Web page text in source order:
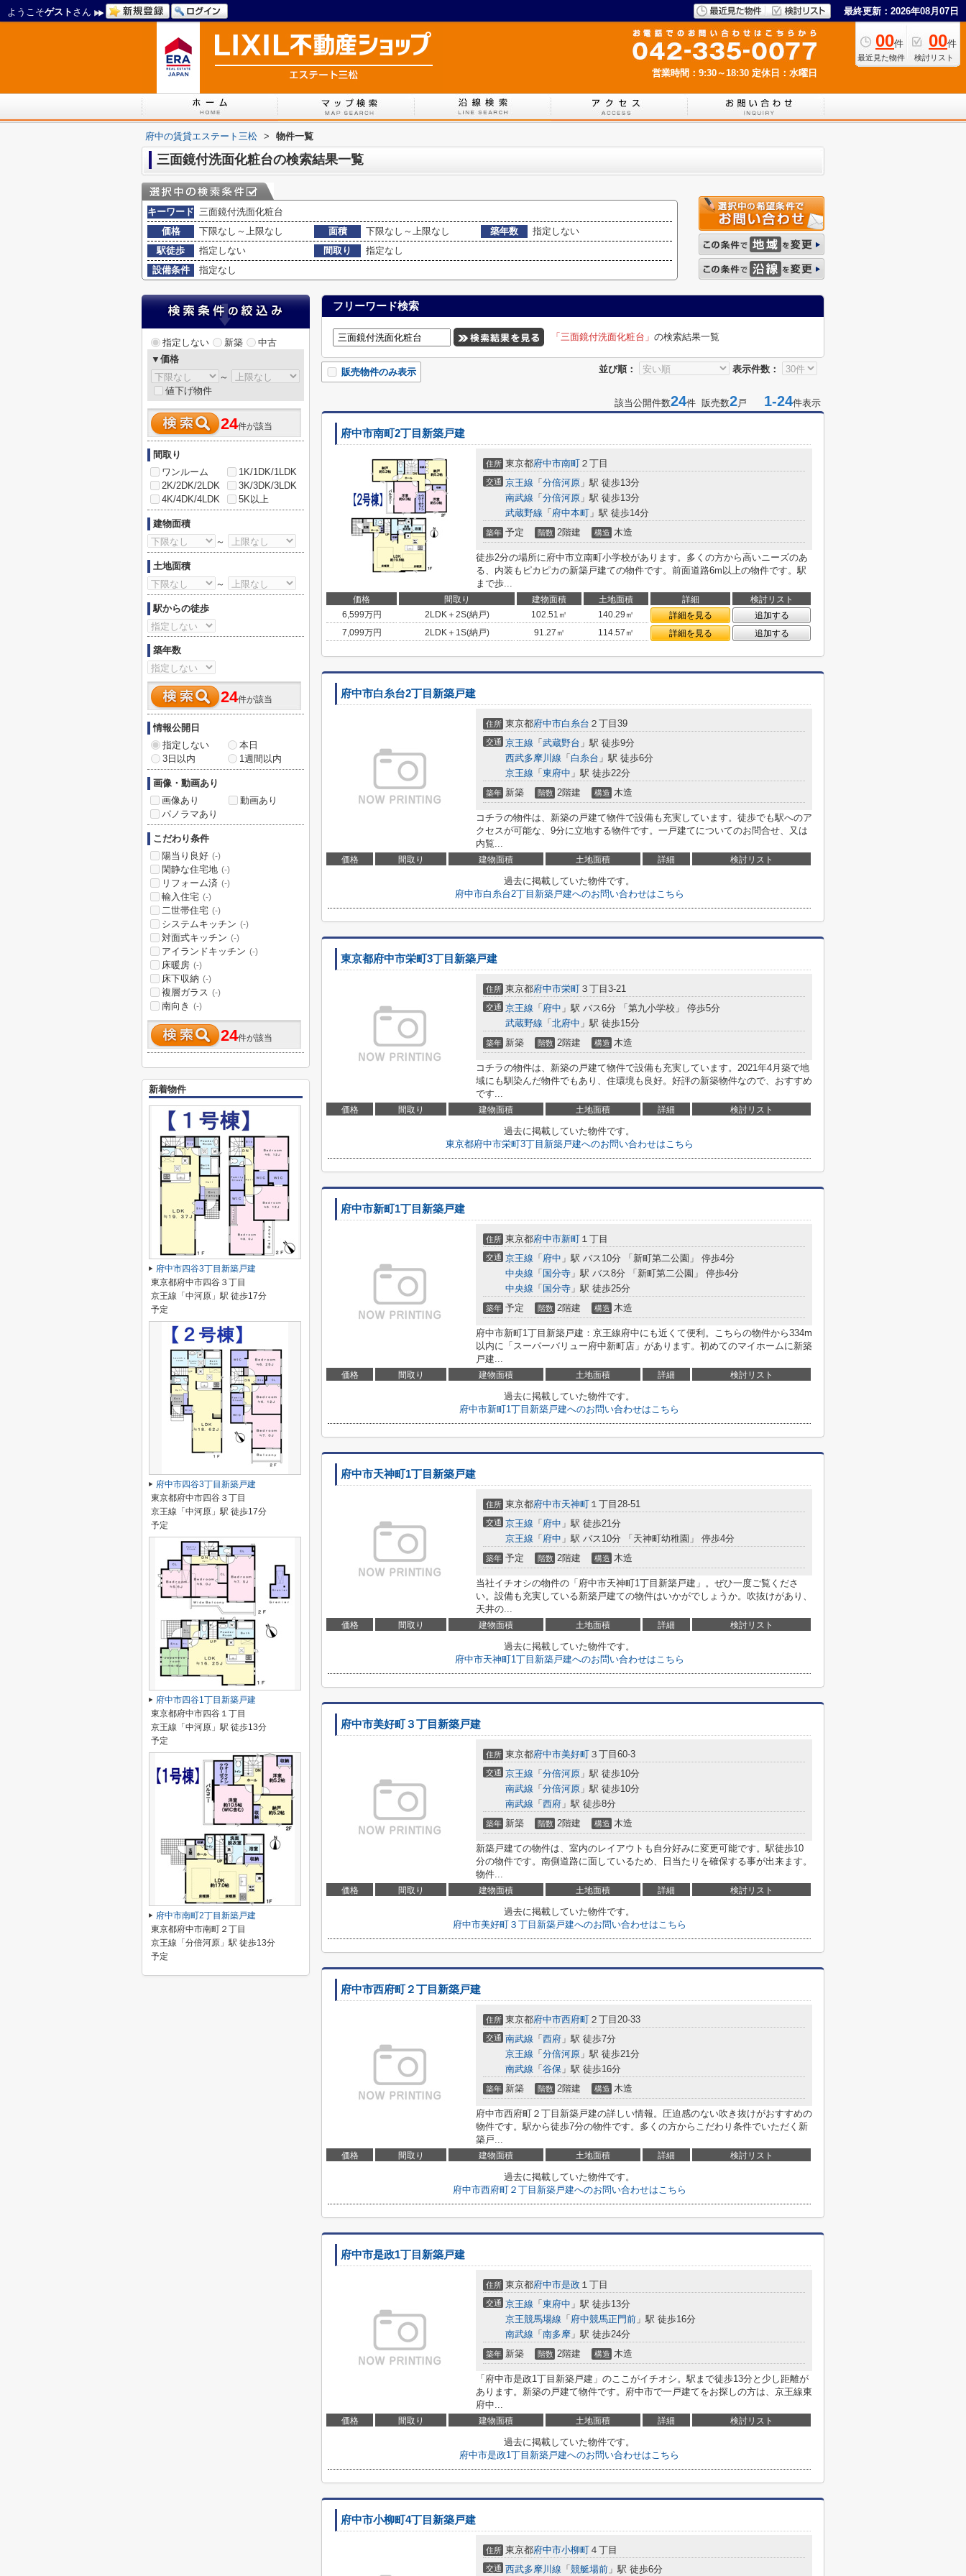
ようこそゲスト さん 最終更新：2026年08月07日
00件
最近見た物件
00件
検討リスト
営業時間：9:30～18:30 定休日：水曜日
府中の賃貸エステート三松 > 物件一覧
三面鏡付洗面化粧台の検索結果一覧
キーワード 三面鏡付洗面化粧台
価格
下限なし～上限なし 面積 下限なし～上限なし 築年数
指定しない
駅徒歩
指定しない 間取り
指定なし
設備条件
指定なし
フリーワード検索
「三面鏡付洗面化粧台」 の検索結果一覧
並び順： 表示件数：
販売物件のみ表示
該当公開件数24件 販売数2戸 1-24件表示
府中市南町2丁目新築戸建
住所 東京都府中市南町 ２丁目
交通 京王線 「 分倍河原 」駅 徒歩13分
南武線 「 分倍河原 」駅 徒歩13分
武蔵野線 「 府中本町 」駅 徒歩14分
築年 予定 階数 2階建 構造 木造
徒歩2分の場所に府中市立南町小学校があります。多くの方から高いニーズのあ
る、内装もピカピカの新築戸建ての物件です。前面道路6m以上の物件です。駅
まで歩...
価格 間取り 建物面積 土地面積 詳細
検討リスト
6,599万円 2LDK＋2S(納戸) 102.51㎡ 140.29㎡ 詳細を見る
追加する
7,099万円 2LDK＋1S(納戸) 91.27㎡ 114.57㎡ 詳細を見る 追加する
府中市白糸台2丁目新築戸建
住所 東京都府中市白糸台 ２丁目39
交通 京王線 「 武蔵野台 」駅 徒歩9分
西武多摩川線 「 白糸台 」駅 徒歩6分
京王線 「 東府中 」駅 徒歩22分
築年 新築 階数 2階建 構造 木造
コチラの物件は、新築の戸建て物件で設備も充実しています。徒歩でも駅へのア
クセスが可能な、9分に立地する物件です。一戸建てについてのお問合せ、又は
内覧...
価格 間取り 建物面積 土地面積 詳細 検討リスト
過去に掲載していた物件です。
府中市白糸台2丁目新築戸建へのお問い合わせはこちら
東京都府中市栄町3丁目新築戸建
住所 東京都府中市栄町 ３丁目3-21
交通 京王線 「 府中 」駅 バス6分 「第九小学校」 停歩5分
武蔵野線 「 北府中 」駅 徒歩15分
築年 新築 階数 2階建 構造 木造
コチラの物件は、新築の戸建て物件で設備も充実しています。2021年4月築で地
域にも馴染んだ物件でもあり、住環境も良好。好評の新築物件なので、おすすめ
です...
価格 間取り 建物面積 土地面積 詳細 検討リスト
過去に掲載していた物件です。
東京都府中市栄町3丁目新築戸建へのお問い合わせはこちら
府中市新町1丁目新築戸建
住所 東京都府中市新町 １丁目
交通 京王線 「 府中 」駅 バス10分 「新町第二公園」 停歩4分
中央線 「 国分寺 」駅 バス8分 「新町第二公園」 停歩4分
中央線 「 国分寺 」駅 徒歩25分
築年 予定 階数 2階建 構造 木造
府中市新町1丁目新築戸建：京王線府中にも近くて便利。こちらの物件から334m
以内に「スーパーバリュー府中新町店」があります。初めてのマイホームに新築
戸建...
価格 間取り 建物面積 土地面積 詳細 検討リスト
過去に掲載していた物件です。
府中市新町1丁目新築戸建へのお問い合わせはこちら
府中市天神町1丁目新築戸建
住所 東京都府中市天神町 １丁目28-51
交通 京王線 「 府中 」駅 徒歩21分
京王線 「 府中 」駅 バス10分 「天神町幼稚園」 停歩4分
築年 予定 階数 2階建 構造 木造
当社イチオシの物件の「府中市天神町1丁目新築戸建」。ぜひ一度ご覧くださ
い。設備も充実している新築戸建ての物件はいかがでしょうか。吹抜けがあり、
天井の...
価格 間取り 建物面積 土地面積 詳細 検討リスト
過去に掲載していた物件です。
府中市天神町1丁目新築戸建へのお問い合わせはこちら
府中市美好町３丁目新築戸建
住所 東京都府中市美好町 ３丁目60-3
交通 京王線 「 分倍河原 」駅 徒歩10分
南武線 「 分倍河原 」駅 徒歩10分
南武線 「 西府 」駅 徒歩8分
築年 新築 階数 2階建 構造 木造
新築戸建ての物件は、室内のレイアウトも自分好みに変更可能です。駅徒歩10
分の物件です。南側道路に面しているため、日当たりを確保する事が出来ます。
物件...
価格 間取り 建物面積 土地面積 詳細 検討リスト
過去に掲載していた物件です。
府中市美好町３丁目新築戸建へのお問い合わせはこちら
府中市西府町２丁目新築戸建
住所 東京都府中市西府町 ２丁目20-33
交通 南武線 「 西府 」駅 徒歩7分
京王線 「 分倍河原 」駅 徒歩21分
南武線 「 谷保 」駅 徒歩16分
築年 新築 階数 2階建 構造 木造
府中市西府町２丁目新築戸建の詳しい情報。圧迫感のない吹き抜けがおすすめの
物件です。駅から徒歩7分の物件です。多くの方からこだわり条件でいただく新
築戸...
価格 間取り 建物面積 土地面積 詳細 検討リスト
過去に掲載していた物件です。
府中市西府町２丁目新築戸建へのお問い合わせはこちら
府中市是政1丁目新築戸建
住所 東京都府中市是政 １丁目
交通 京王線 「 東府中 」駅 徒歩13分
京王競馬場線 「 府中競馬正門前 」駅 徒歩16分
南武線 「 南多摩 」駅 徒歩24分
築年 新築 階数 2階建 構造 木造
「府中市是政1丁目新築戸建」のここがイチオシ。駅まで徒歩13分と少し距離が
あります。新築の戸建て物件です。府中市で一戸建てをお探しの方は、京王線東
府中...
価格 間取り 建物面積 土地面積 詳細 検討リスト
過去に掲載していた物件です。
府中市是政1丁目新築戸建へのお問い合わせはこちら
府中市小柳町4丁目新築戸建
住所 東京都府中市小柳町 ４丁目
交通 西武多摩川線 「 競艇場前 」駅 徒歩6分
指定しない 新築
中古
▼価格
～
値下げ物件
24件が該当
間取り
ワンルーム
1K/1DK/1LDK
2K/2DK/2LDK
3K/3DK/3LDK
4K/4DK/4LDK
5K以上
建物面積
～
土地面積
～
駅からの徒歩
築年数
24件が該当
情報公開日
指定しない
本日
3日以内
1週間以内
画像・動画あり
画像あり
動画あり
パノラマあり
こだわり条件
陽当り良好 (-)
閑静な住宅地 (-)
リフォーム済 (-)
輸入住宅 (-)
二世帯住宅 (-)
システムキッチン (-)
対面式キッチン (-)
アイランドキッチン (-)
床暖房 (-)
床下収納 (-)
複層ガラス (-)
南向き (-)
24件が該当
新着物件
府中市四谷3丁目新築戸建
東京都府中市四谷３丁目
京王線「中河原」駅 徒歩17分
予定
府中市四谷3丁目新築戸建
東京都府中市四谷３丁目
京王線「中河原」駅 徒歩17分
予定
府中市四谷1丁目新築戸建
東京都府中市四谷１丁目
京王線「中河原」駅 徒歩13分
予定
府中市南町2丁目新築戸建
東京都府中市南町２丁目
京王線「分倍河原」駅 徒歩13分
予定